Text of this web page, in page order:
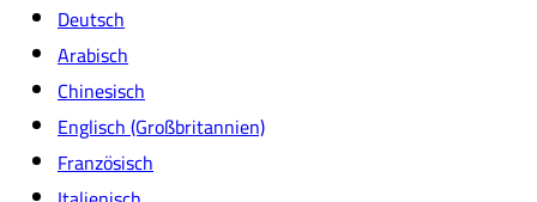
Deutsch
Arabisch
Chinesisch
Englisch (Großbritannien)
Französisch